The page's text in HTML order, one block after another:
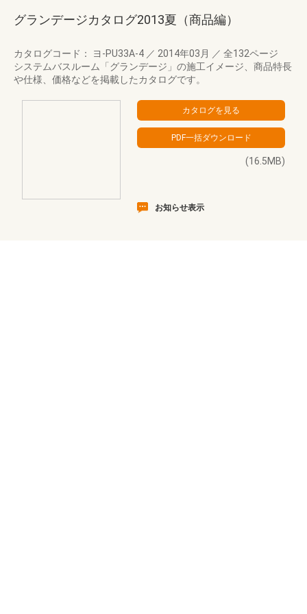
グランデージカタログ2013夏（商品編）
カタログコード： ヨ-PU33A-4 ／ 2014年03月 ／ 全132ページ
システムバスルーム「グランデージ」の施工イメージ、商品特長
や仕様、価格などを掲載したカタログです。
(16.5MB)
お知らせ表示